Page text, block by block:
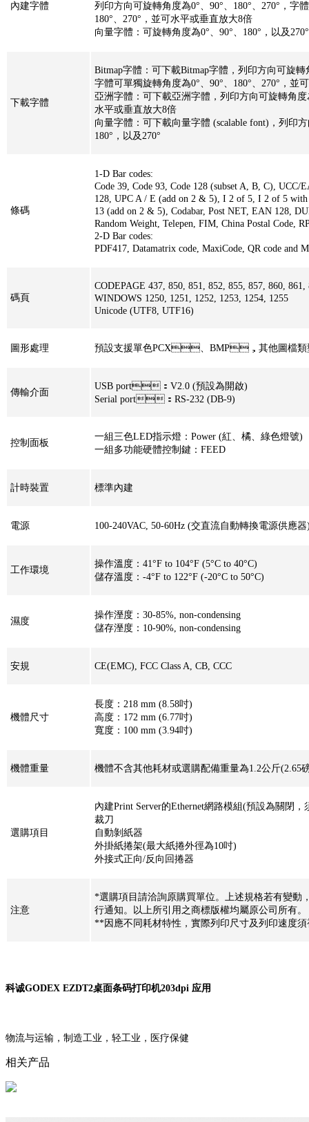
內建字體
列印方向可旋轉角度為0°、90°、180°、270°，字
180°、270°，並可水平或垂直放大8倍
向量字體：可旋轉角度為0°、90°、180°，以及270°
下載字體
Bitmap字體：可下載Bitmap字體，列印方向可旋轉角度
字體可單獨旋轉角度為0°、90°、180°、270°
亞洲字體：可下載亞洲字體，列印方向可旋轉角度為
水平或垂直放大8倍
向量字體：可下載向量字體 (scalable font)，列印方向
180°，以及270°
條碼
1-D Bar codes:
Code 39, Code 93, Code 128 (subset A, B, C),
128, UPC A / E (add on 2 & 5), I 2 of 5, I 2 of 5
13 (add on 2 & 5), Codabar, Post NET, EAN 128,
Random Weight, Telepen, FIM, China Postal Code,
2-D Bar codes:
PDF417, Datamatrix code, MaxiCode, QR code and
碼頁
CODEPAGE 437, 850, 851, 852, 855, 857, 860,
WINDOWS 1250, 1251, 1252, 1253, 1254, 1255
Unicode (UTF8, UTF16)
圖形處理 預設支援單色PCX、BMP，其他圖檔類
傳輸介面
USB port：V2.0 (預設為開啟)
Serial port：RS-232 (DB-9)
控制面板
一組三色LED指示燈：Power (紅、橘、綠色燈號)
一組多功能硬體控制鍵：FEED
計時裝置 標準內建
電源 100-240VAC, 50-60Hz (交直流自動轉換電源供應器
工作環境
操作溫度：41°F to 104°F (5°C to 40°C)
儲存溫度：-4°F to 122°F (-20°C to 50°C)
濕度
操作溼度：30-85%, non-condensing
儲存溼度：10-90%, non-condensing
安規 CE(EMC), FCC Class A, CB, CCC
機體尺寸
長度：218 mm (8.58吋)
高度：172 mm (6.77吋)
寬度：100 mm (3.94吋)
機體重量 機體不含其他耗材或選購配備重量為1.2公斤(2.65
選購項目
內建Print Server的Ethernet網路模組(預設為關閉
裁刀
自動剝紙器
外掛紙捲架(最大紙捲外徑為10吋)
外接式正向/反向回捲器
注意
*選購項目請洽詢原購買單位。上述規格若有變動
行通知。以上所引用之商標版權均屬原公司所有。
**因應不同耗材特性，實際列印尺寸及列印速度須視
科诚GODEX EZDT2桌面条码打印机203dpi 应用
物流与运输，制造工业，轻工业，医疗保健
相关产品